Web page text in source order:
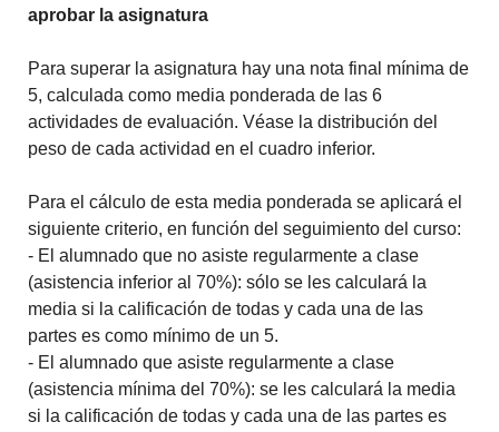
aprobar la asignatura
Para superar la asignatura hay una nota final mínima de
5, calculada como media ponderada de las 6
actividades de evaluación. Véase la distribución del
peso de cada actividad en el cuadro inferior.
Para el cálculo de esta media ponderada se aplicará el
siguiente criterio, en función del seguimiento del curso:
- El alumnado que no asiste regularmente a clase
(asistencia inferior al 70%): sólo se les calculará la
media si la calificación de todas y cada una de las
partes es como mínimo de un 5.
- El alumnado que asiste regularmente a clase
(asistencia mínima del 70%): se les calculará la media
si la calificación de todas y cada una de las partes es